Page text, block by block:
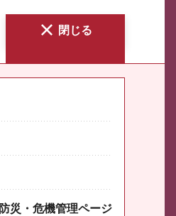
閉じる
防災・危機管理ページ